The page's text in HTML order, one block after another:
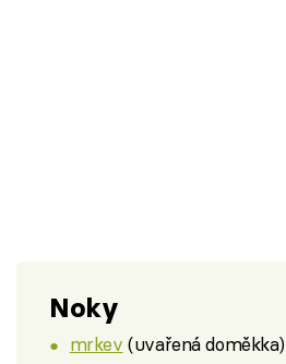
Noky
mrkev (uvařená doměkka)